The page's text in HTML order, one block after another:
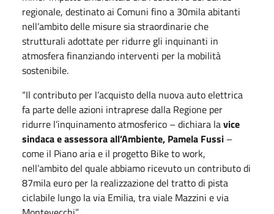
regionale, destinato ai Comuni fino a 30mila abitanti
nell’ambito delle misure sia straordinarie che
strutturali adottate per ridurre gli inquinanti in
atmosfera finanziando interventi per la mobilità
sostenibile.
“Il contributo per l’acquisto della nuova auto elettrica
fa parte delle azioni intraprese dalla Regione per
ridurre l’inquinamento atmosferico – dichiara lavice
sindaca e assessora all’Ambiente, Pamela Fussi –
come il Piano aria e il progetto Bike to work,
nell’ambito del quale abbiamo ricevuto un contributo di
87mila euro per la realizzazione del tratto di pista
ciclabile lungo la via Emilia, tra viale Mazzini e via